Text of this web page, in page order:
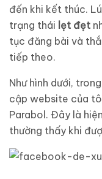
đến khi kết thúc.
trạng thái lẹt đẹt
tục đăng bài và
tiếp theo.
Như hình dưới,
cập website của
Parabol. Đây là
thường thấy khi